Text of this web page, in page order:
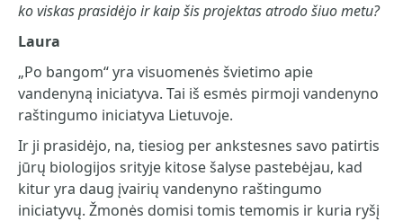
ko viskas prasidėjo ir kaip šis projektas atrodo šiuo metu?
Laura
„Po bangom“ yra visuomenės švietimo apie
vandenyną iniciatyva. Tai iš esmės pirmoji vandenyno
raštingumo iniciatyva Lietuvoje.
Ir ji prasidėjo, na, tiesiog per ankstesnes savo patirtis
jūrų biologijos srityje kitose šalyse pastebėjau, kad
kitur yra daug įvairių vandenyno raštingumo
iniciatyvų. Žmonės domisi tomis temomis ir kuria ryšį